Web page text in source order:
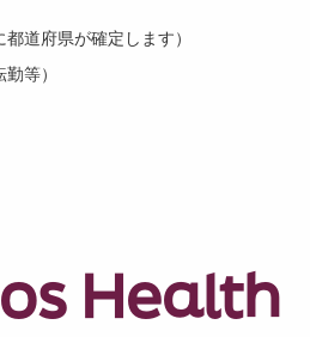
道府県が確定します）
等）
Health